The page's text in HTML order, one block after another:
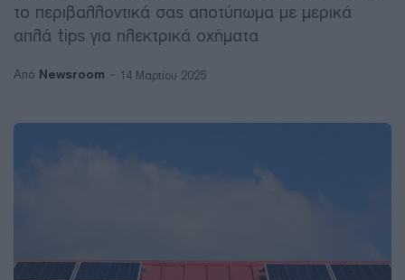
το περιβαλλοντικά σας αποτύπωμα με μερικά
απλά tips για ηλεκτρικά οχήματα
Από Newsroom 14 Μαρτίου 2025